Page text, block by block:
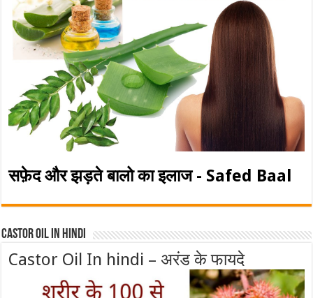
सफ़ेद और झड़ते बालो का इलाज - Safed Baal
Castor Oil In Hindi
Castor Oil In hindi – अरंड के फायदे